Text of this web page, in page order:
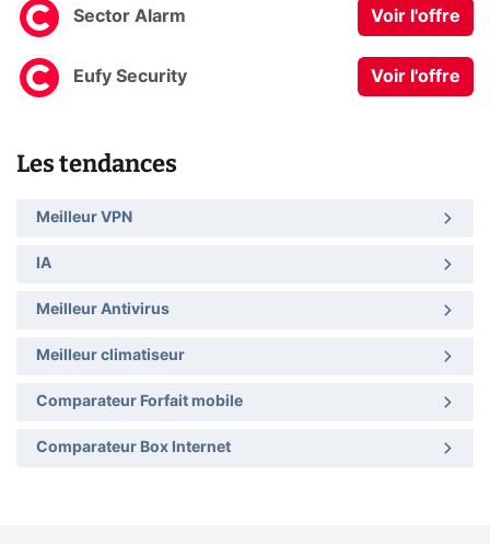
Sector Alarm Voir l'offre
Eufy Security Voir l'offre
Les tendances
Meilleur VPN
IA
Meilleur Antivirus
Meilleur climatiseur
Comparateur Forfait mobile
Comparateur Box Internet